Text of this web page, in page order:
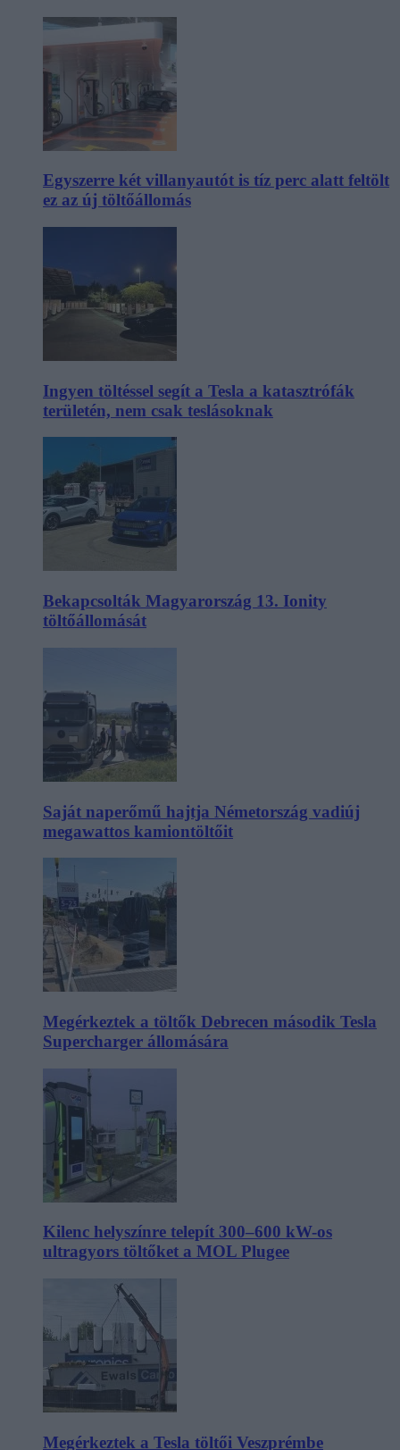
Egyszerre két villanyautót is tíz perc alatt feltölt
ez az új töltőállomás
Ingyen töltéssel segít a Tesla a katasztrófák
területén, nem csak teslásoknak
Bekapcsolták Magyarország 13. Ionity
töltőállomását
Saját naperőmű hajtja Németország vadiúj
megawattos kamiontöltőit
Megérkeztek a töltők Debrecen második Tesla
Supercharger állomására
Kilenc helyszínre telepít 300–600 kW-os
ultragyors töltőket a MOL Plugee
Megérkeztek a Tesla töltői Veszprémbe